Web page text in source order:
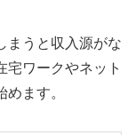
まうと収入源がな
宅ワークやネット
ます。